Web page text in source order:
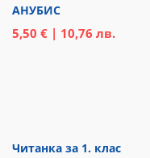
АНУБИС
5,50 € | 10,76 лв.
Читанка за 1. клас